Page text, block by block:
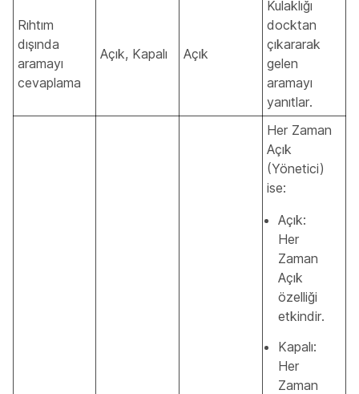
Rıhtım
dışında
aramayı
cevaplama
Açık, Kapalı Açık
Kulaklığı
docktan
çıkararak
gelen
aramayı
yanıtlar.
Her Zaman
Açık
(Yönetici)
ise:
Açık:
Her
Zaman
Açık
özelliği
etkindir.
Kapalı:
Her
Zaman